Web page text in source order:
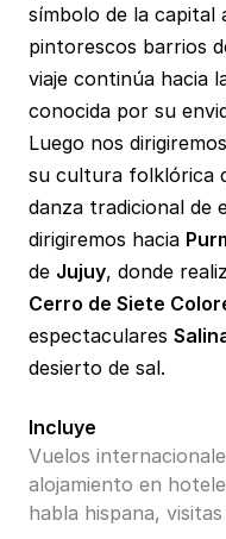
símbolo de la capital
pintorescos barrios
viaje continúa hacia
conocida por su
Luego nos
su cultura folklórica
danza tradicional de
dirigiremos hacia
de Jujuy, donde
Cerro de Siete
espectaculares
desierto de sal.
Incluye
Vuelos
alojamiento en
habla hispana,